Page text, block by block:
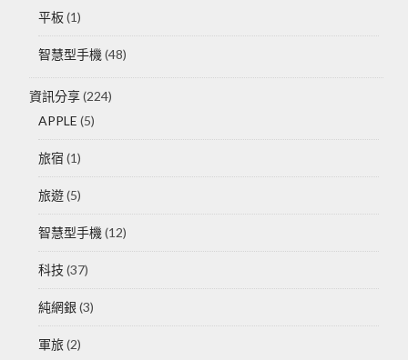
平板(1)
智慧型手機 (48)
資訊分享(224)
APPLE (5)
旅宿 (1)
旅遊(5)
智慧型手機 (12)
科技 (37)
純網銀 (3)
軍旅(2)